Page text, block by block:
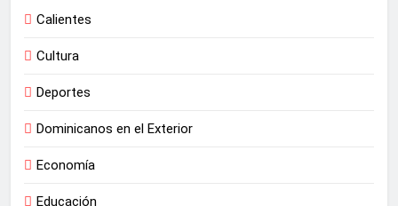
Calientes
Cultura
Deportes
Dominicanos en el Exterior
Economía
Educación